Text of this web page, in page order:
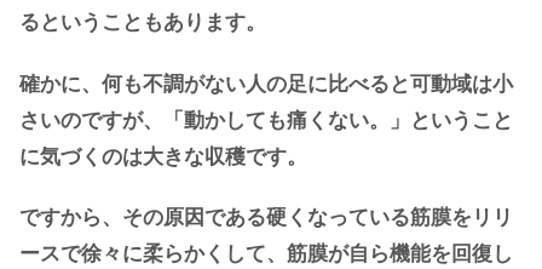
るということもあります。
確かに、何も不調がない人の足に比べると可動域は小
さいのですが、「動かしても痛くない。」ということ
に気づくのは大きな収穫です。
ですから、その原因である硬くなっている筋膜をリリ
ースで徐々に柔らかくして、筋膜が自ら機能を回復し